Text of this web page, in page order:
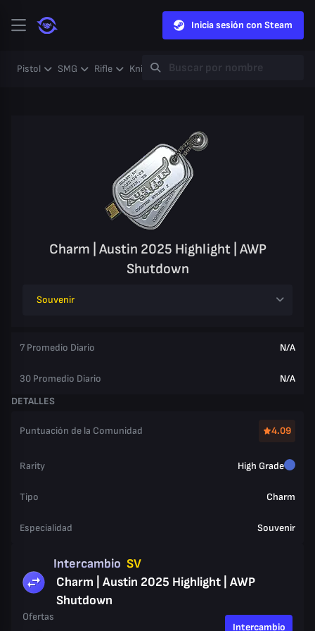
Inicia sesión con Steam
Pistol SMG Rifle Knife Gloves Heavy Case
Charm | Austin 2025 Highlight | AWP
Shutdown
Souvenir
7 Promedio Diario N/A
30 Promedio Diario
N/A
DETALLES
Puntuación de la Comunidad 4.09
Rarity High Grade
Tipo Charm
Especialidad Souvenir
Intercambio SV
Charm | Austin 2025 Highlight | AWP
Shutdown
Ofertas
Intercambio